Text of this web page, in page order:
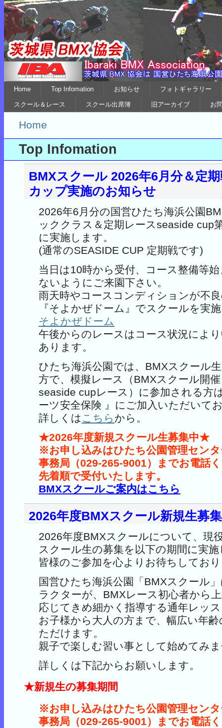
Home Top Infomation お知らせ フォトギャラリー
スクール＆レース スクール出席簿 旧アーカイブ お
Home
Top Infomation
BMXスクール 2026年6月分＆定
カップ実施のお知らせ
2026年6月分の国営ひたち海浜公園
ッククラス＆定期レースseaside cup
に実施します。
(通常のSEASIDE CUP 定期戦です)
当日は10時から受付、コース整備等
ないようにご来園下さい。
雨天時やコースコンディションが不
『そよかぜドーム』でスクールを実
そよかぜドーム
午後からのレースはコース状況によ
あります。
ひたち海浜公園では、BMXスクール
方で、模擬レース（BMXスクール開
seaside cupレース）に参加される方
ーツ安全保険 』にご加入いただいて
詳しくは こちら から。
★2026年度新規スクール生募集中★
※お申し込みはひたち公園管理セン
事務局（029-265-9001）までお電話
先着順で受付いたします。
BMXスクールご案内はこちら
2026年度BMXスクール新規生募
2026年度BMXスクールについて、現
スクール生の募集を以下の期間に実
皆様のご参加を心よりお待ちしてお
国営ひたち海浜公園「BMXスクール
ラクターが、BMXレース初心者から
応じてきめ細かく指導する通年レッ
お子様から大人の方まで、幅広い年
ただけます。
親子で楽しむ習い事として始めてみ
詳しくは下記からお願いします。
★新規生の募集期間
※お申し込みはひたち公園管理セン
事務局（029-265-9001）までお電話